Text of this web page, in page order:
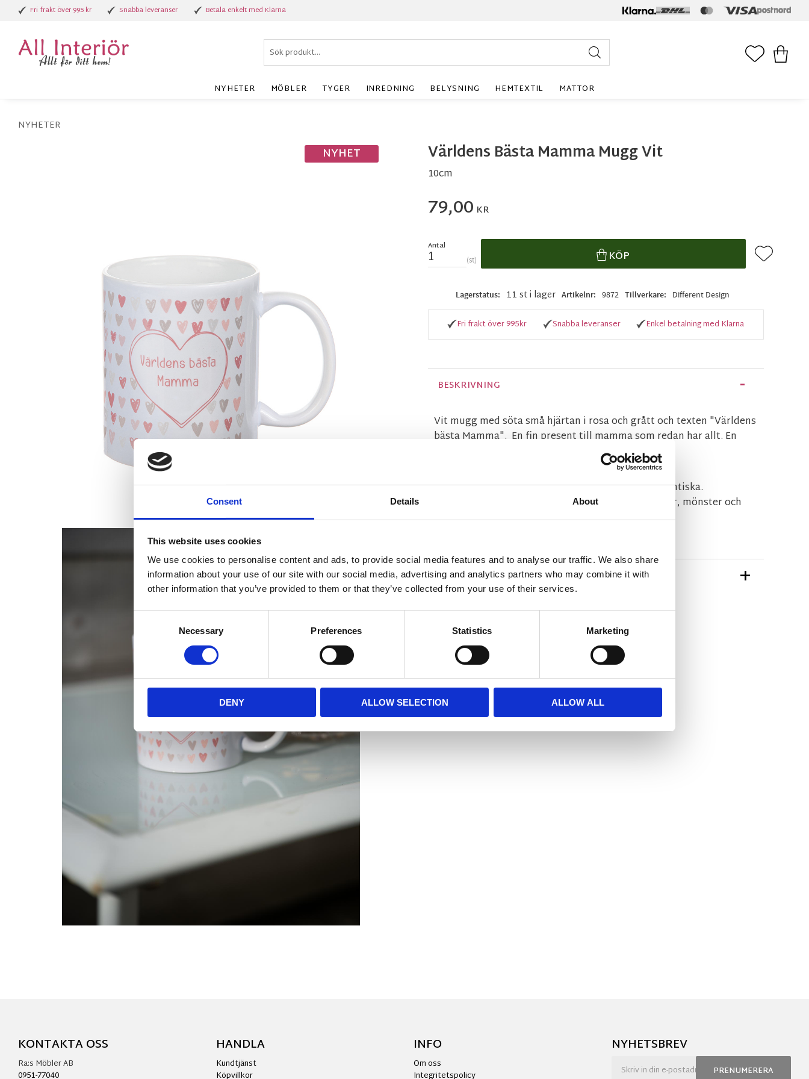
Consent Details About
This website uses cookies
We use cookies to personalise content and ads, to provide social media features and to analyse our traffic. We also share
information about your use of our site with our social media, advertising and analytics partners who may combine it with
other information that you’ve provided to them or that they’ve collected from your use of their services.
Necessary Preferences Statistics Marketing
DENY ALLOW SELECTION ALLOW ALL
Fri frakt över 995 kr Snabba leveranser Betala enkelt med Klarna
NYHETER MÖBLER TYGER INREDNING BELYSNING HEMTEXTIL MATTOR
NYHETER
Världens Bästa Mamma Mugg Vit
10cm
NYHET
79,00 KR
Antal
st KÖP Lägg till i
Lagerstatus 11 st i lager Artikelnr 9872 Tillverkare Different Design
Fri frakt över 995kr Snabba leveranser Enkel betalning med Klarna
BESKRIVNING
Vit mugg med söta små hjärtan i rosa och grått och texten "Världens
bästa Mamma". En fin present till mamma som redan har allt. En
Different Design - Naturligt, äkta och handgjort.
Produkterna är handgjorda och därför inte helt identiska.
Det kan förekomma mindre variationer på storlekar, mönster och
färger.
MÅTT OCH SPECIFIKATIONER
KONTAKTA OSS
Ra:s Möbler AB
0951-77040
HANDLA
Kundtjänst
Köpvillkor
INFO
Om oss
Integritetspolicy
NYHETSBREV
PRENUMERERA